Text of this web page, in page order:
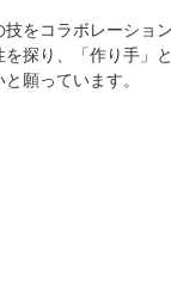
をコラボレーショ
探り、「作り手」
願っています。